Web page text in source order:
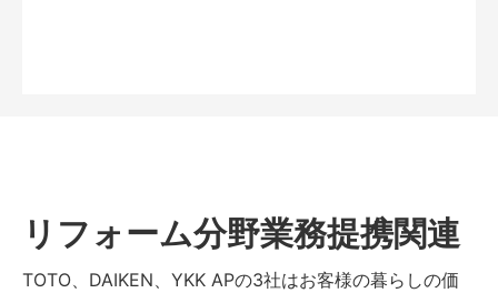
リフォーム分野業務提携関連
TOTO、DAIKEN、YKK APの3社はお客様の暮らしの価